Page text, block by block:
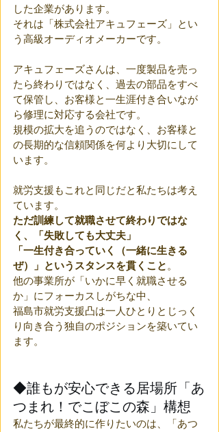
した企業があります。
それは「株式会社アキュフェーズ」とい
う高級オーディオメーカーです。
アキュフェーズさんは、一度製品を売っ
たら終わりではなく、過去の部品をすべ
て保管し、お客様と一生涯付き合いなが
ら修理に対応する会社です。
規模の拡大を追うのではなく、お客様と
の長期的な信頼関係を何より大切にして
います。
就労支援もこれと同じだと私たちは考え
ています。
ただ訓練して就職させて終わりではな
く、「失敗しても大丈夫」
「一生付き合っていく（一緒に生きる
ぜ）」というスタンスを貫くこと 。
他の事業所が「いかに早く就職させる
か」にフォーカスしがちな中、
福島市就労支援凸は一人ひとりとじっく
り向き合う独自のポジションを築いてい
ます。
◆誰もが安心できる居場所「あ
つまれ！でこぼこの森」構想
私たちが最終的に作りたいのは、「あつ